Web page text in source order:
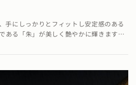
手にしっかりとフィットし安定感のある
ある「朱」が美しく艶やかに輝きます。
色として古代より宮殿や神社仏閣に多く